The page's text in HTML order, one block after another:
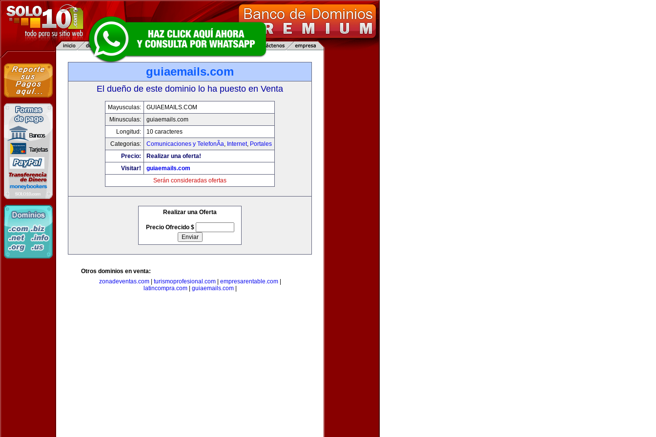
guiaemails.com
El dueño de este dominio lo ha puesto en Venta
Mayusculas:
GUIAEMAILS.COM
Minusculas:
guiaemails.com
Longitud:
10 caracteres
Categorias:
Comunicaciones y TelefonÃ­a, Internet, Portales
Precio:
Realizar una oferta!
Visitar!
guiaemails.com
Serán consideradas ofertas
Realizar una Oferta
Precio Ofrecido $
Otros dominios en venta:
zonadeventas.com| turismoprofesional.com| empresarentable.com|
latincompra.com| guiaemails.com|